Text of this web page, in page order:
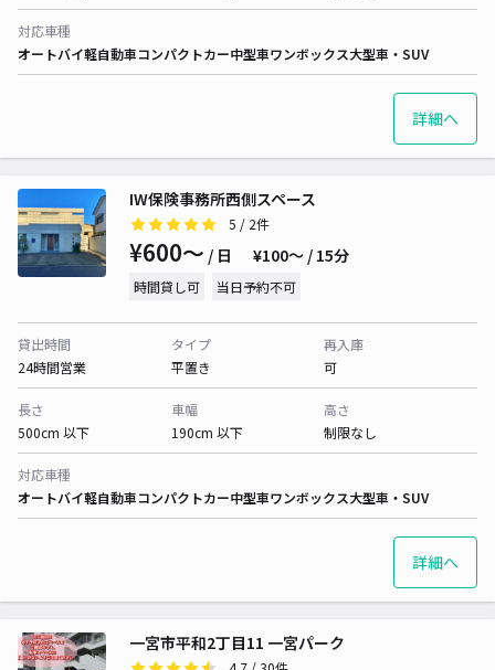
対応車種
オートバイ軽自動車コンパクトカー中型車ワンボックス大型車・SUV
詳細へ
IW保険事務所西側スペース
5 / 2件
¥600〜 / 日 ¥100〜 / 15分
時間貸し可 当日予約不可
貸出時間
24時間営業
タイプ
平置き
再入庫
可
長さ
500cm 以下
車幅
190cm 以下
高さ
制限なし
対応車種
オートバイ軽自動車コンパクトカー中型車ワンボックス大型車・SUV
詳細へ
一宮市平和2丁目11 一宮パーク